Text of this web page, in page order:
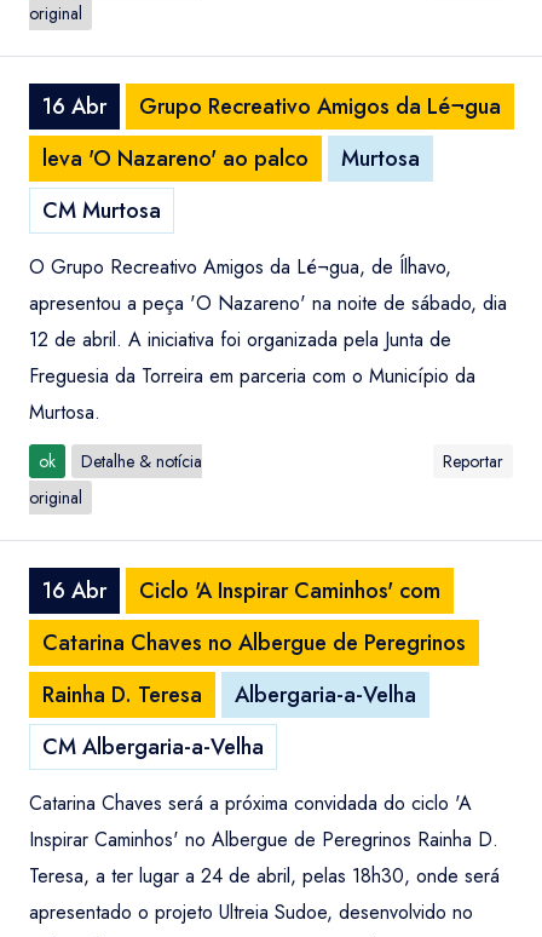
original
16 Abr
Grupo Recreativo Amigos da Lé¬gua
leva 'O Nazareno' ao palco
Murtosa
CM Murtosa
O Grupo Recreativo Amigos da Lé¬gua, de Ílhavo,
apresentou a peça 'O Nazareno' na noite de sábado, dia
12 de abril. A iniciativa foi organizada pela Junta de
Freguesia da Torreira em parceria com o Município da
Murtosa.
ok
Detalhe & notícia
original
Reportar
16 Abr
Ciclo 'A Inspirar Caminhos' com
Catarina Chaves no Albergue de Peregrinos
Rainha D. Teresa
Albergaria-a-Velha
CM Albergaria-a-Velha
Catarina Chaves será a próxima convidada do ciclo 'A
Inspirar Caminhos' no Albergue de Peregrinos Rainha D.
Teresa, a ter lugar a 24 de abril, pelas 18h30, onde será
apresentado o projeto Ultreia Sudoe, desenvolvido no